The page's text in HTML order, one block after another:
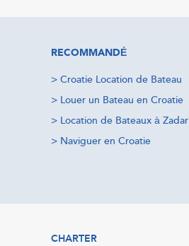
RECOMMANDÉ
> Croatie Location de Bateau
> Louer un Bateau en Croatie
> Location de Bateaux à Zadar
> Naviguer en Croatie
CHARTER